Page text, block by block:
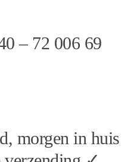
– 72 006 69
morgen in huis